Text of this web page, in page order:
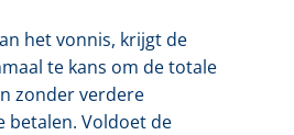
het vonnis, krijgt de
te kans om de totale
zonder verdere
betalen. Voldoet de